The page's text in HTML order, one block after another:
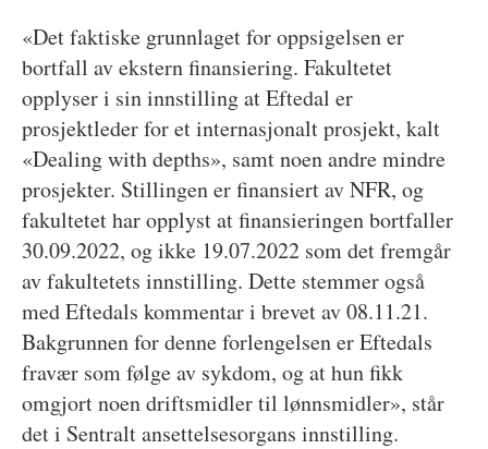
«Det faktiske grunnlaget for oppsigelsen er
bortfall av ekstern finansiering. Fakultetet
opplyser i sin innstilling at Eftedal er
prosjektleder for et internasjonalt prosjekt, kalt
«Dealing with depths», samt noen andre mindre
prosjekter. Stillingen er finansiert av NFR, og
fakultetet har opplyst at finansieringen bortfaller
30.09.2022, og ikke 19.07.2022 som det fremgår
av fakultetets innstilling. Dette stemmer også
med Eftedals kommentar i brevet av 08.11.21.
Bakgrunnen for denne forlengelsen er Eftedals
fravær som følge av sykdom, og at hun fikk
omgjort noen driftsmidler til lønnsmidler», står
det i Sentralt ansettelsesorgans innstilling.